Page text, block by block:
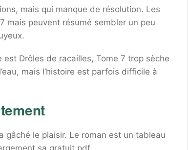
mais qui manque de résolution. Les
mais peuvent résumé sembler un peu
Drôles de racailles, Tome 7 trop sèche
mais l’histoire est parfois difficile à
gâché le plaisir. Le roman est un tableau
sa gratuit pdf